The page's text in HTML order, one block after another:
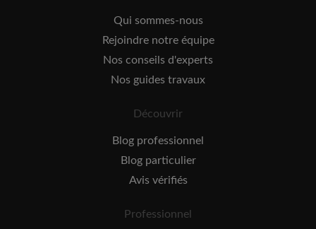
Qui sommes-nous
Rejoindre notre équipe
Nos conseils d'experts
Nos guides travaux
Découvrir
Blog professionnel
Blog particulier
Avis vérifiés
Professionnel